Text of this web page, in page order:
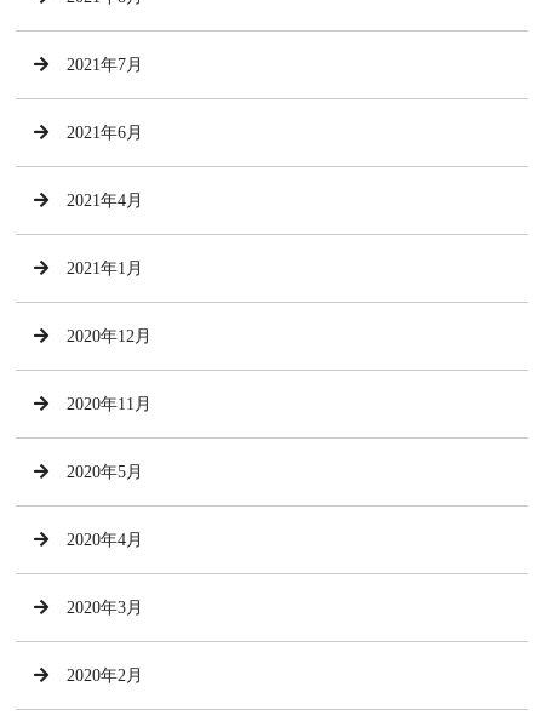
2021年7月
2021年6月
2021年4月
2021年1月
2020年12月
2020年11月
2020年5月
2020年4月
2020年3月
2020年2月